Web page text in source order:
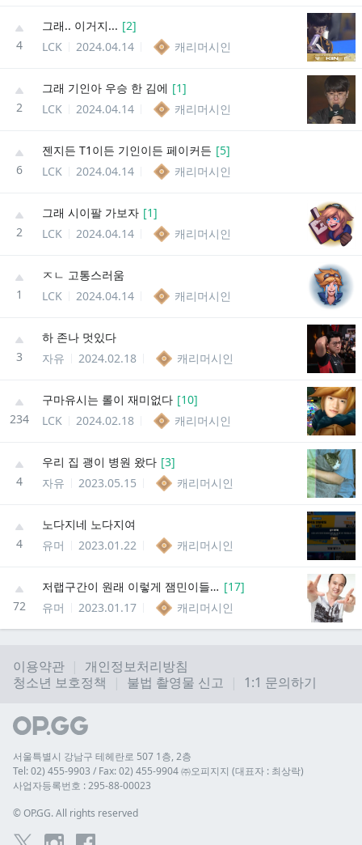
4
그래.. 이거지... [2]
LCK
2024.04.14 캐리머시인
2
그래 기인아 우승 한 김에 [1]
LCK
2024.04.14 캐리머시인
6
젠지든 T1이든 기인이든 페이커든 [5]
LCK
2024.04.14 캐리머시인
2
그래 시이팔 가보자 [1]
LCK
2024.04.14 캐리머시인
1
ㅈㄴ 고통스러움
LCK
2024.04.14 캐리머시인
3
하 존나 멋있다
자유
2024.02.18 캐리머시인
234
구마유시는 롤이 재미없다 [10]
LCK
2024.02.18 캐리머시인
4
우리 집 괭이 병원 왔다 [3]
자유
2023.05.15 캐리머시인
4
노다지네 노다지여
유머
2023.01.22 캐리머시인
72
저랩구간이 원래 이렇게 잼민이들이 많았나 [17]
유머
2023.01.17 캐리머시인
이용약관
개인정보처리방침
청소년 보호정책
불법 촬영물 신고 1:1 문의하기
서울특별시 강남구 테헤란로 507 1층, 2층
Tel: 02) 455-9903 / Fax: 02) 455-9904 ㈜오피지지 (대표자 : 최상락)
사업자등록번호 : 295-88-00023
© OP.GG. All rights reserved